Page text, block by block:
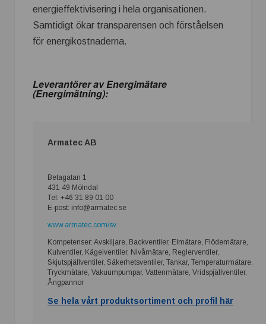
energieffektivisering i hela organisationen.
Samtidigt ökar transparensen och förståelsen
för energikostnaderna.
Leverantörer av Energimätare
(Energimätning):
Armatec AB
Betagatan 1
431 49 Mölndal
Tel: +46 31 89 01 00
E-post: info@armatec.se
www.armatec.com/sv
Kompetenser: Avskiljare, Backventiler, Elmätare, Flödemätare,
Kulventiler, Kägelventiler, Nivåmätare, Reglerventiler,
Skjutspjällventiler, Säkerhetsventiler, Tankar, Temperaturmätare,
Tryckmätare, Vakuumpumpar, Vattenmätare, Vridspjällventiler,
Ångpannor
Se hela vårt produktsortiment och profil här